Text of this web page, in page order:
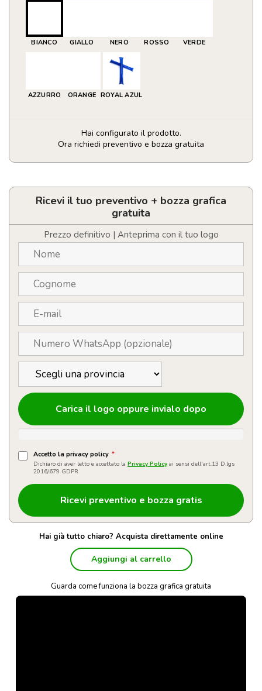
BIANCO GIALLO NERO ROSSO VERDE
AZZURRO ORANGE ROYAL AZUL
Hai configurato il prodotto.
Ora richiedi preventivo e bozza gratuita
Bam
gonfiabili
personalizzabili
quantità
Ricevi il tuo preventivo + bozza grafica
gratuita
Prezzo definitivo | Anteprima con il tuo logo
Carica il logo oppure invialo dopo
Accetto la privacy policy *
Dichiaro di aver letto e accettato la Privacy Policy ai sensi dell'art.13 D.lgs
2016/679 GDPR
Hai già tutto chiaro? Acquista direttamente online
Aggiungi al carrello
Guarda come funziona la bozza grafica gratuita